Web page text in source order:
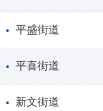
平盛街道
平喜街道
新文街道